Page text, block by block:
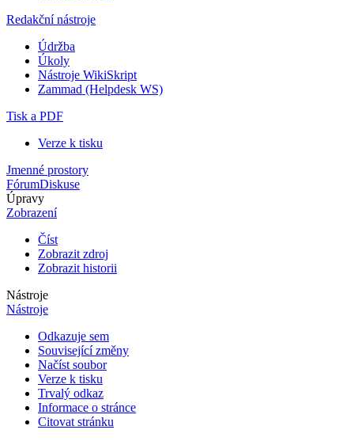
Redakční nástroje
Údržba
Úkoly
Nástroje WikiSkript
Zammad (Helpdesk WS)
Tisk a PDF
Verze k tisku
Jmenné prostory
FórumDiskuse
Úpravy
Zobrazení
Číst
Zobrazit zdroj
Zobrazit historii
Nástroje
Nástroje
Odkazuje sem
Související změny
Načíst soubor
Verze k tisku
Trvalý odkaz
Informace o stránce
Citovat stránku